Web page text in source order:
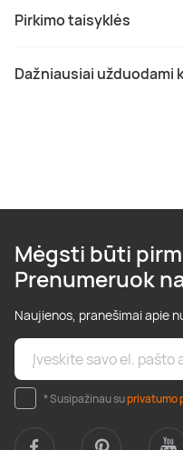
Pirkimo taisyklės
Dažniausiai užduodami
Mėgsti būti
Prenumeruok
Naujienos, pranešimai apie
* Susipažinau suprivatumo